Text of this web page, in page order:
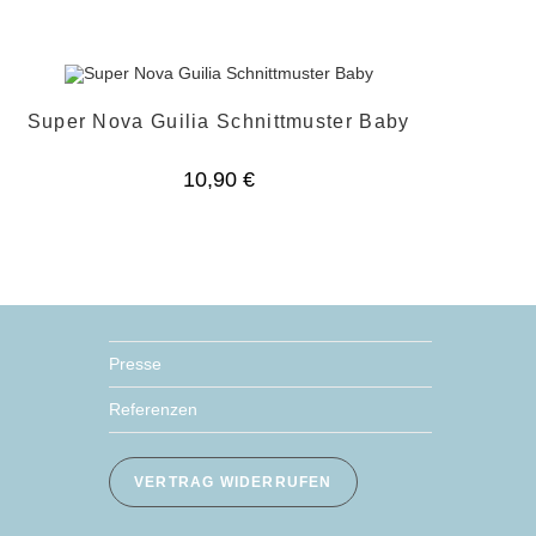
Super Nova Guilia Schnittmuster Baby
10,90 €
Presse
Referenzen
VERTRAG WIDERRUFEN